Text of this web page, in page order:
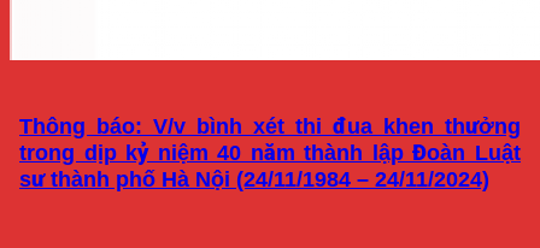
Thông báo: V/v bình xét thi đua khen thưởng
trong dịp kỷ niệm 40 năm thành lập Đoàn Luật
sư thành phố Hà Nội (24/11/1984 – 24/11/2024)